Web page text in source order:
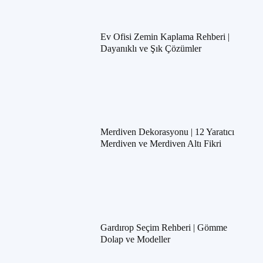
Ev Ofisi Zemin Kaplama Rehberi |
Dayanıklı ve Şık Çözümler
Merdiven Dekorasyonu | 12 Yaratıcı
Merdiven ve Merdiven Altı Fikri
Gardırop Seçim Rehberi | Gömme
Dolap ve Modeller